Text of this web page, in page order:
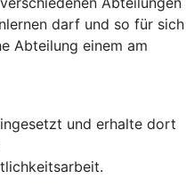
darf und so für sich
Abteilung einem am
und erhalte dort